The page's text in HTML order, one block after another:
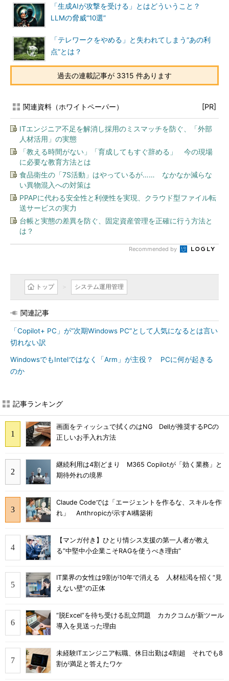
「生成AIが攻撃を受ける」とはどういうこと？
LLMの脅威“10選”
「テレワークをやめる」と失われてしまう“あの利
点”とは？
過去の連載記事が 3315 件あります
関連資料（ホワイトペーパー） [PR]
ITエンジニア不足を解消し採用のミスマッチを防ぐ、「外部
人材活用」の実態
「教える時間がない」「育成してもすぐ辞める」 今の現場
に必要な教育方法とは
食品衛生の「7S活動」はやっているが…… なかなか減らな
い異物混入への対策は
PPAPに代わる安全性と利便性を実現、クラウド型ファイル転
送サービスの実力
台帳と実態の差異を防ぐ、固定資産管理を正確に行う方法と
は？
Recommended by
トップ システム運用管理
関連記事
「Copilot+ PC」が“次期Windows PC”として人気になるとは言い
切れない訳
WindowsでもIntelではなく「Arm」が主役？ PCに何が起きる
のか
記事ランキング
画面をティッシュで拭くのはNG Dellが推奨するPCの
正しいお手入れ方法
継続利用は4割どまり M365 Copilotが「効く業務」と
期待外れの境界
Claude Codeでは「エージェントを作るな、スキルを作
れ」 Anthropicが示すAI構築術
【マンガ付き】ひとり情シス支援の第一人者が教え
る”中堅中小企業こそRAGを使うべき理由”
IT業界の女性は9割が10年で消える 人材枯渇を招く“見
えない壁”の正体
“脱Excel”を待ち受ける乱立問題 カカクコムが新ツール
導入を見送った理由
未経験ITエンジニア転職、休日出勤は4割超 それでも8
割が満足と答えたワケ